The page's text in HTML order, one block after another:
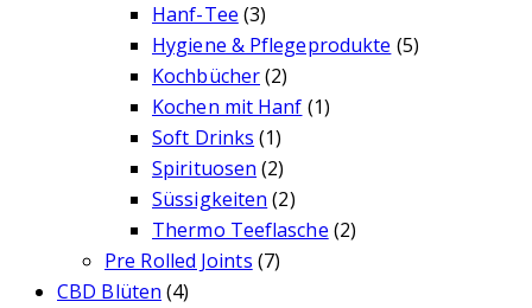
Hanf-Tee (3)
Hygiene & Pflegeprodukte (5)
Kochbücher(2)
Kochen mit Hanf (1)
Soft Drinks (1)
Spirituosen (2)
Süssigkeiten (2)
Thermo Teeflasche (2)
Pre Rolled Joints (7)
CBD Blüten (4)